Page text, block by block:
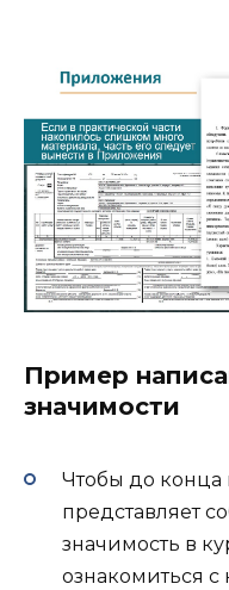
Пример
значимости
Чтобы до конца
представляет
значимость в
ознакомиться